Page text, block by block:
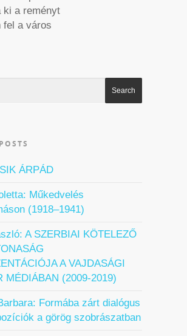
ki a reményt
fel a város
ÁRPÁD
Műkedvelés
(1918–1941)
A SZERBIAI KÖTELEZŐ
A VAJDASÁGI
MÉDIÁBAN (2009-2019)
Formába zárt dialógus
a görög szobrászatban